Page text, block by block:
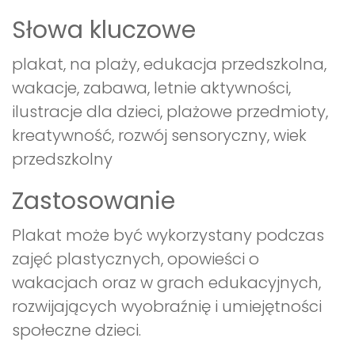
Słowa kluczowe
plakat, na plaży, edukacja przedszkolna,
wakacje, zabawa, letnie aktywności,
ilustracje dla dzieci, plażowe przedmioty,
kreatywność, rozwój sensoryczny, wiek
przedszkolny
Zastosowanie
Plakat może być wykorzystany podczas
zajęć plastycznych, opowieści o
wakacjach oraz w grach edukacyjnych,
rozwijających wyobraźnię i umiejętności
społeczne dzieci.